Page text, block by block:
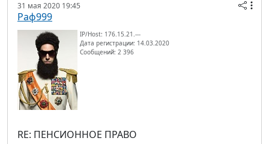
31 мая 2020 19:45
Раф999
IP/Host: 176.15.21.---
Дата регистрации: 14.03.2020
Сообщений: 2 396
RE: ПЕНСИОННОЕ ПРАВО